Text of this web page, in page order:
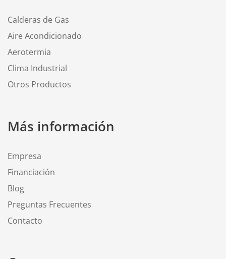
Calderas de Gas
Aire Acondicionado
Aerotermia
Clima Industrial
Otros Productos
Más información
Empresa
Financiación
Blog
Preguntas Frecuentes
Contacto